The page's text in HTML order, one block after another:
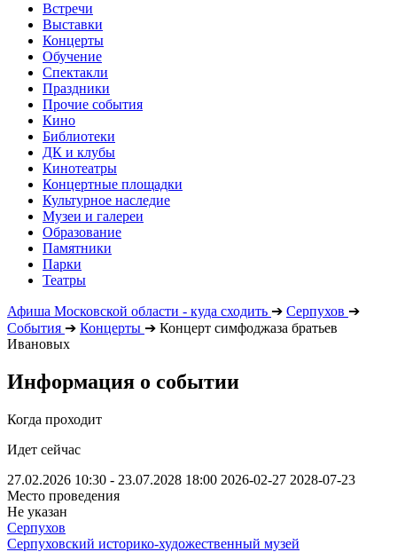
Встречи
Выставки
Концерты
Обучение
Спектакли
Праздники
Прочие события
Кино
Библиотеки
ДК и клубы
Кинотеатры
Концертные площадки
Культурное наследие
Музеи и галереи
Образование
Памятники
Парки
Театры
Афиша Московской области - куда сходить ➔ Серпухов ➔
События ➔ Концерты ➔ Концерт симфоджаза братьев
Ивановых
Информация о событии
Когда проходит
Идет сейчас
27.02.2026 10:30 - 23.07.2028 18:00 2026-02-27 2028-07-23
Место проведения
Не указан
Серпухов
Серпуховский историко-художественный музей